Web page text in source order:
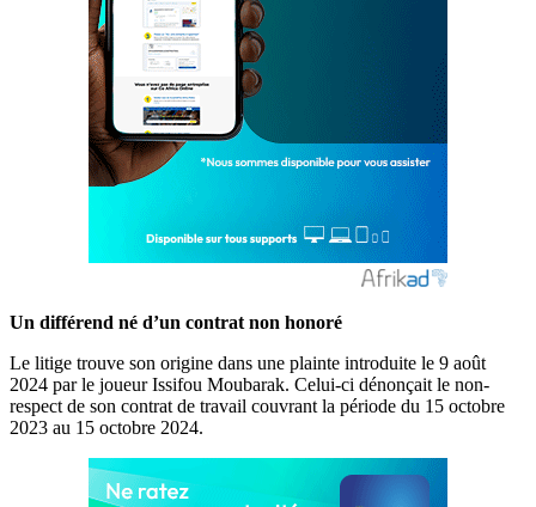
Un différend né d’un contrat non honoré
Le litige trouve son origine dans une plainte introduite le 9 août
2024 par le joueur Issifou Moubarak. Celui-ci dénonçait le non-
respect de son contrat de travail couvrant la période du 15 octobre
2023 au 15 octobre 2024.